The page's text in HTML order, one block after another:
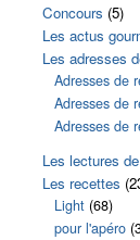
Concours (5)
Les actus
Les adresses
Adresses de
Adresses de
Adresses de
Les lectures
Les recettes
Light (68)
pour l'apéro